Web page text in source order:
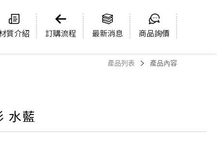
質介紹 訂購流程 最新消息 商品詢價
產品列表 產品內容
水藍